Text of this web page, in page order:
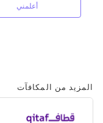
أعلمني
المزيد من المكافآت